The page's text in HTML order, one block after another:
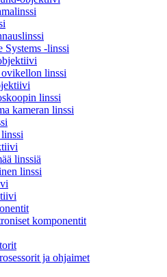
Systems -linssi
linssi
linssi
kameran linssi
linssiä
linssi
komponentit
ja ohjaimet